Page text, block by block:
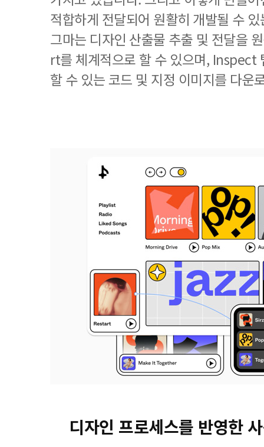
적합하게 전달되어 원활히 개발될 수
그마는 디자인 산출물 추출 및 전달을
rt를 체계적으로 할 수 있으며, Inspect
할 수 있는 코드 및 지정 이미지를 다운
디자인 프로세스를 반영한